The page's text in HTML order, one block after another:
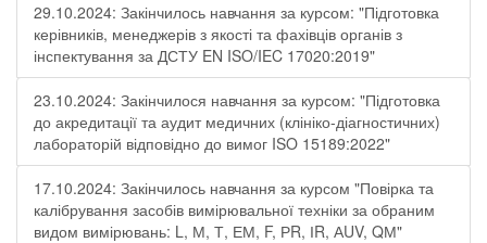
29.10.2024: Закінчилось навчання за курсом: "Підготовка
керівників, менеджерів з якості та фахівців органів з
інспектування за ДСТУ EN ISO/IEC 17020:2019"
23.10.2024: Закінчилося навчання за курсом: "Підготовка
до акредитації та аудит медичних (клініко-діагностичних)
лабораторій відповідно до вимог ISO 15189:2022"
17.10.2024: Закінчилось навчання за курсом "Повірка та
калібрування засобів вимірювальної техніки за обраним
видом вимірювань: L, М, Т, ЕМ, F, РR, ІR, АUV, QМ"